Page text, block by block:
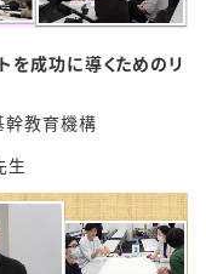
を成功に導くためのリ
幹教育機構